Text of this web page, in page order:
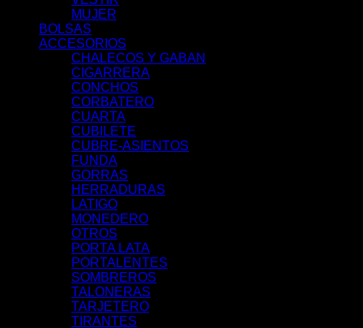
MUJER
BOLSAS
ACCESORIOS
CHALECOS Y GABAN
CIGARRERA
CONCHOS
CORBATERO
CUARTA
CUBILETE
CUBRE-ASIENTOS
FUNDA
GORRAS
HERRADURAS
LATIGO
MONEDERO
OTROS
PORTA LATA
PORTALENTES
SOMBREROS
TALONERAS
TARJETERO
TIRANTES